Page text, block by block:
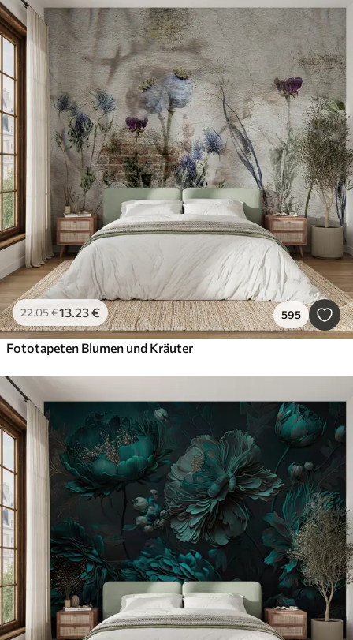
22.05€13.23€ 595
Fototapeten Blumen und Kräuter